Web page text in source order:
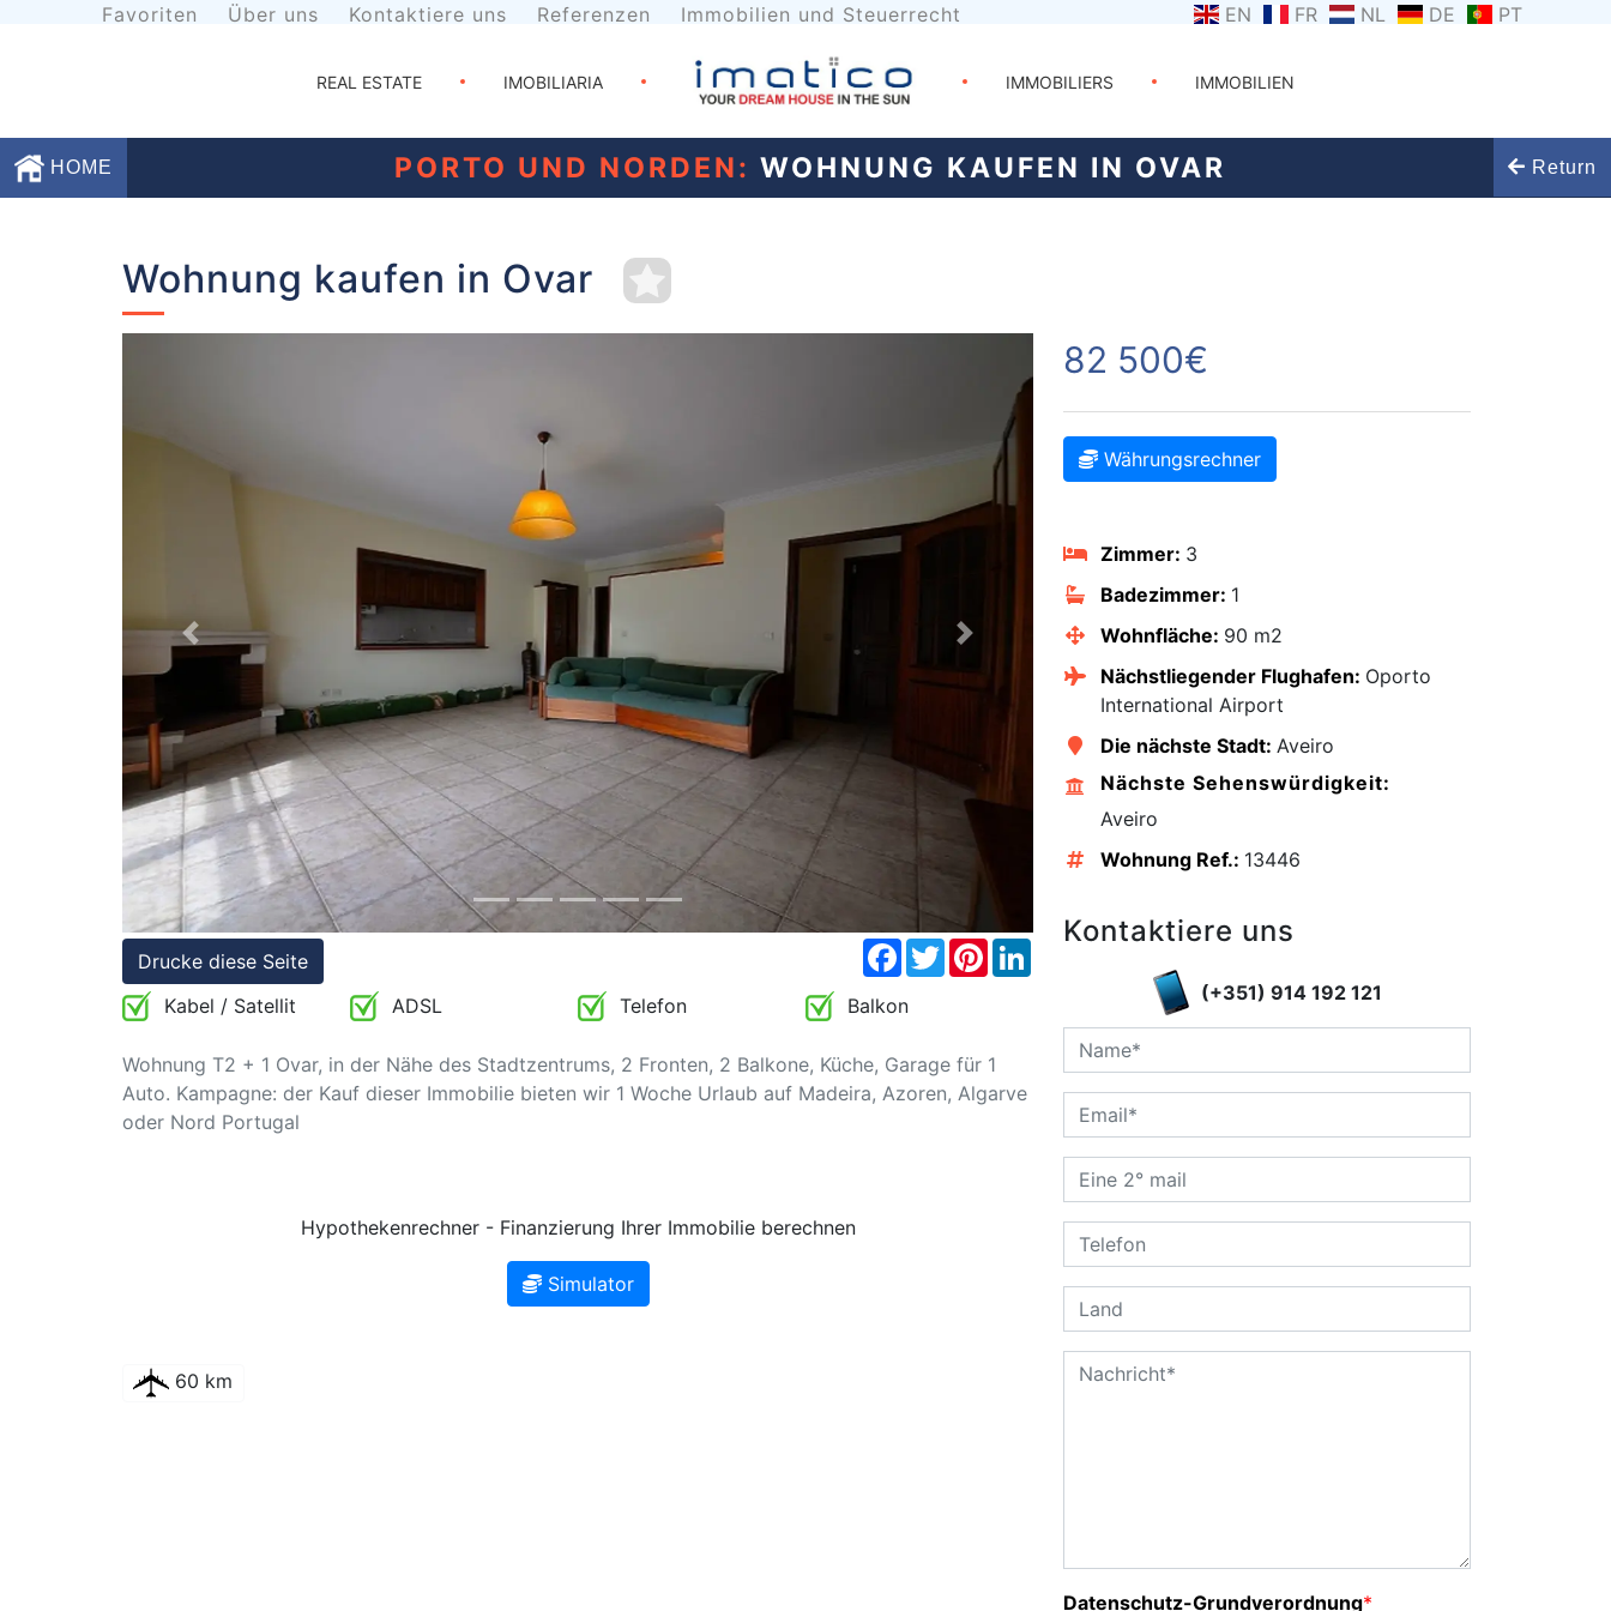
Favoriten Über uns Kontaktiere uns Referenzen Immobilien und Steuerrecht EN FR NL DE PT
REAL ESTATE IMOBILIARIA IMMOBILIERS IMMOBILIEN
HOME PORTO UND NORDEN: WOHNUNG KAUFEN IN OVAR Return
Geschäftsbedingungen
Steuerrecht
Wohnung kaufen in Ovar
Previous Next
Drucke diese Seite
Facebook
TwitterPinterestLinkedIn
Kabel / Satellit ADSL Telefon Balkon
Wohnung T2 + 1 Ovar, in der Nähe des Stadtzentrums, 2 Fronten, 2 Balkone, Küche, Garage für 1
Auto. Kampagne: der Kauf dieser Immobilie bieten wir 1 Woche Urlaub auf Madeira, Azoren, Algarve
oder Nord Portugal
Hypothekenrechner - Finanzierung Ihrer Immobilie berechnen
Simulator
60 km
82 500€
Währungsrechner
Zimmer: 3
Badezimmer: 1
Wohnfläche: 90 m2
Nächstliegender Flughafen: Oporto
International Airport
Die nächste Stadt: Aveiro
Nächste Sehenswürdigkeit:
Aveiro
Wohnung Ref.: 13446
Kontaktiere uns
(+351) 914 192 121
Datenschutz-Grundverordnung*